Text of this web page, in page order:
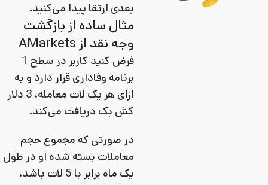
بعدی ارتقا پیدا می‌کنید.
مثال ساده از بازگشت
وجه نقد از AMarkets
فرض کنید کاربر در سطح 1
برنامه وفاداری قرار دارد و به‌
ازای هر یک لات معامله، 3 دلار
کش بک دریافت می‌کند.
در صورتی که مجموع حجم
معاملات بسته‌ شده او در طول
یک ماه برابر با 5 لات باشد،